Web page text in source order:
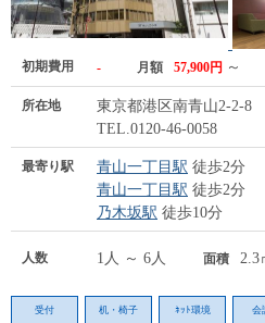
初期費用 - 月額 57,900円 ～
所在地
東京都港区南青山2-2-8
TEL.0120-46-0058
最寄り駅 青山一丁目駅 徒歩2分
青山一丁目駅 徒歩2分
乃木坂駅 徒歩10分
人数 1人 ～ 6人 面積 2.3
受付 机・椅子 ﾈｯﾄ環境 会